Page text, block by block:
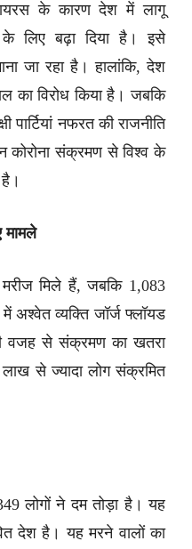
के कारण देश में लागू
लिए बढ़ा दिया है। इसे
जा रहा है। हालांकि, देश
का विरोध किया है। जबकि
पार्टियां नफरत की राजनीति
कोरोना संक्रमण से विश्व के
मामले
मिले हैं, जबकि 1,083
अश्वेत व्यक्ति जॉर्ज फ्लॉयड
वजह से संक्रमण का खतरा
से ज्यादा लोग संक्रमित
लोगों ने दम तोड़ा है। यह
देश है। यह मरने वालों का